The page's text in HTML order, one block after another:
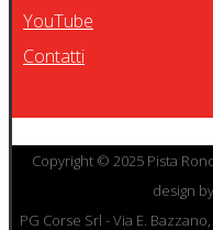
YouTube
Contatti
Copyright © 2025 Pista
design by
PG Corse Srl - Via E.